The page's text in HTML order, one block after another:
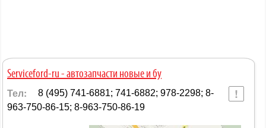
Serviceford-ru - автозапчасти новые и бу
Тел:
8 (495) 741-6881; 741-6882; 978-2298; 8-
963-750-86-15; 8-963-750-86-19